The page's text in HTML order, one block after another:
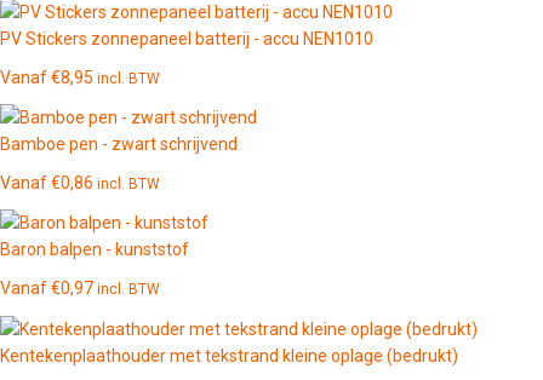
PV Stickers zonnepaneel batterij - accu NEN1010
Vanaf€8,95 incl. BTW
Bamboe pen - zwart schrijvend
Vanaf€0,86 incl. BTW
Baron balpen - kunststof
Vanaf€0,97 incl. BTW
Kentekenplaathouder met tekstrand kleine oplage (bedrukt)